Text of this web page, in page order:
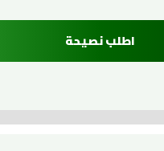
اطلب نصيحة